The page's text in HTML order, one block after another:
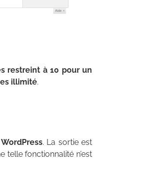
restreint à 10 pour un
illimité.
. La sortie est
telle fonctionnalité n’est